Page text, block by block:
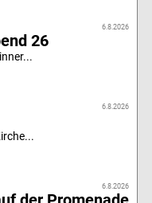
6.8.2026
26
6.8.2026
6.8.2026